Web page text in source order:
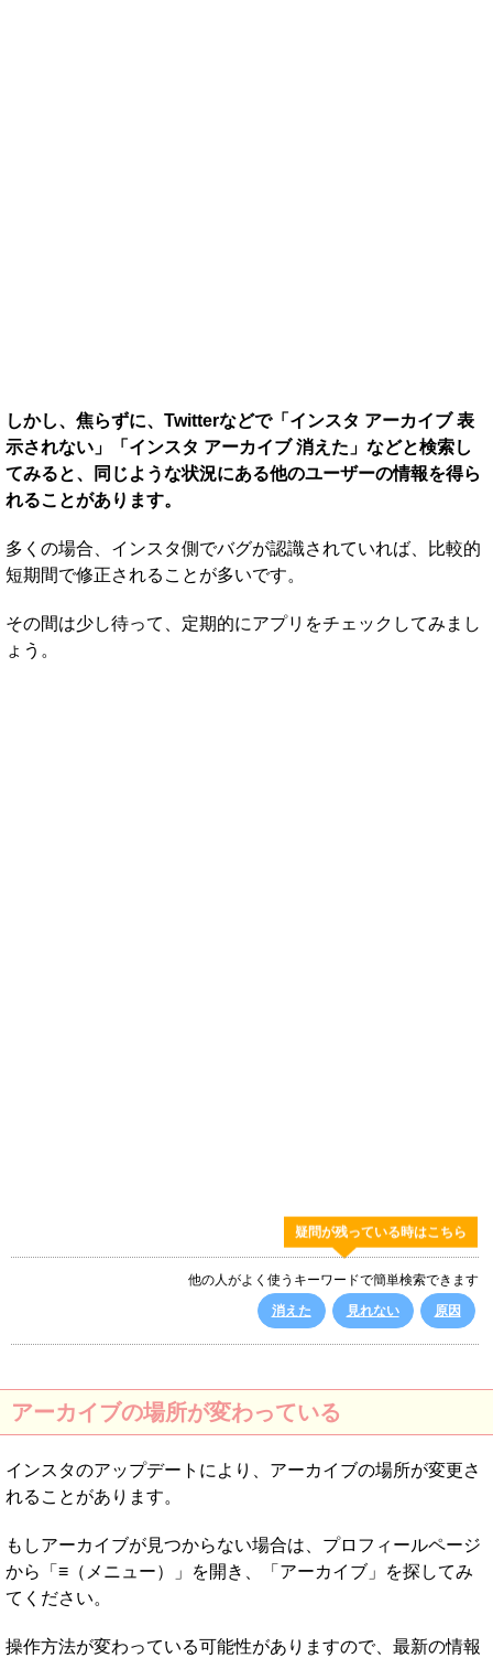
しかし、焦らずに、Twitterなどで「インスタ アーカイブ 表
示されない」「インスタ アーカイブ 消えた」などと検索し
てみると、同じような状況にある他のユーザーの情報を得ら
れることがあります。
多くの場合、インスタ側でバグが認識されていれば、比較的
短期間で修正されることが多いです。
その間は少し待って、定期的にアプリをチェックしてみまし
ょう。
疑問が残っている時はこちら
他の人がよく使うキーワードで簡単検索できます
消えた
見れない 原因
アーカイブの場所が変わっている
インスタのアップデートにより、アーカイブの場所が変更さ
れることがあります。
もしアーカイブが見つからない場合は、プロフィールページ
から「≡（メニュー）」を開き、「アーカイブ」を探してみ
てください。
操作方法が変わっている可能性がありますので、最新の情報